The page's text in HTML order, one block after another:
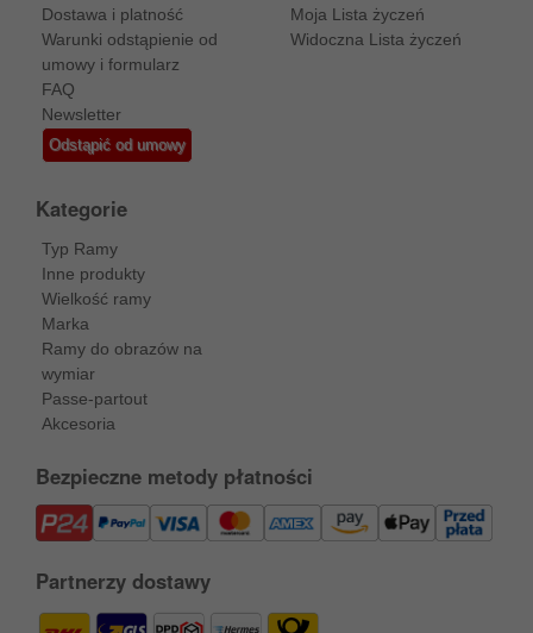
Dostawa i platność
Warunki odstąpienie od
umowy i formularz
FAQ
Newsletter
Odstąpić od umowy
Moja Lista życzeń
Widoczna Lista życzeń
Kategorie
Typ Ramy
Inne produkty
Wielkość ramy
Marka
Ramy do obrazów na
wymiar
Passe-partout
Akcesoria
Bezpieczne metody płatności
Partnerzy dostawy